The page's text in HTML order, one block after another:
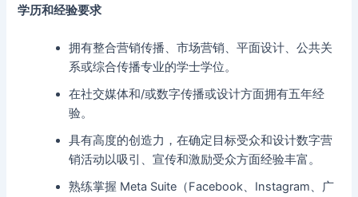
学历和经验要求
拥有整合营销传播、市场营销、平面设计、公共关
系或综合传播专业的学士学位。
在社交媒体和/或数字传播或设计方面拥有五年经
验。
具有高度的创造力，在确定目标受众和设计数字营
销活动以吸引、宣传和激励受众方面经验丰富。
熟练掌握 Meta Suite（Facebook、Instagram、广